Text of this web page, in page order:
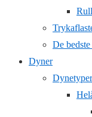
De
Dyner
Dynetyper